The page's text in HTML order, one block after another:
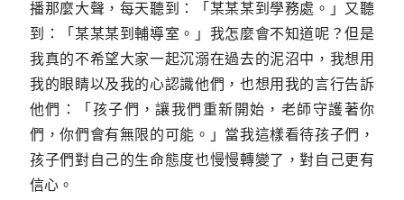
播那麼大聲，每天聽到：「某某某到學務處。」又聽
到：「某某某到輔導室。」我怎麼會不知道呢？但是
我真的不希望大家一起沉溺在過去的泥沼中，我想用
我的眼睛以及我的心認識他們，也想用我的言行告訴
他們：「孩子們，讓我們重新開始，老師守護著你
們，你們會有無限的可能。」當我這樣看待孩子們，
孩子們對自己的生命態度也慢慢轉變了，對自己更有
信心。